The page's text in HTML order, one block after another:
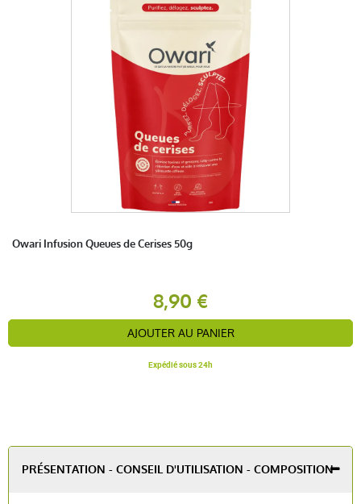
Owari Infusion Queues de Cerises 50g
8,90 €
AJOUTER AU PANIER
Expédié sous 24h
PRÉSENTATION - CONSEIL D'UTILISATION - COMPOSITION